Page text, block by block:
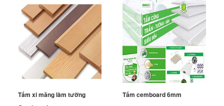
Tấm xi măng làm tường
Tấm cemboard 6mm